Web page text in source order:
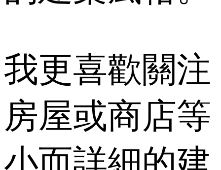
我更喜歡關注
房屋或商店等
小而詳細的建